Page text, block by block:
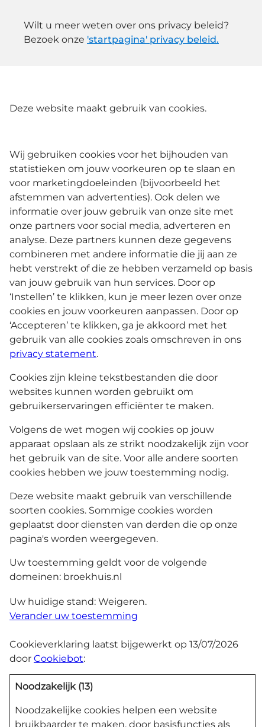
Wilt u meer weten over ons privacy beleid?
Bezoek onze 'startpagina' privacy beleid.
Deze website maakt gebruik van cookies.
Wij gebruiken cookies voor het bijhouden van
statistieken om jouw voorkeuren op te slaan en
voor marketingdoeleinden (bijvoorbeeld het
afstemmen van advertenties). Ook delen we
informatie over jouw gebruik van onze site met
onze partners voor social media, adverteren en
analyse. Deze partners kunnen deze gegevens
combineren met andere informatie die jij aan ze
hebt verstrekt of die ze hebben verzameld op basis
van jouw gebruik van hun services. Door op
‘Instellen’ te klikken, kun je meer lezen over onze
cookies en jouw voorkeuren aanpassen. Door op
‘Accepteren’ te klikken, ga je akkoord met het
gebruik van alle cookies zoals omschreven in ons
privacy statement.
Cookies zijn kleine tekstbestanden die door
websites kunnen worden gebruikt om
gebruikerservaringen efficiënter te maken.
Volgens de wet mogen wij cookies op jouw
apparaat opslaan als ze strikt noodzakelijk zijn voor
het gebruik van de site. Voor alle andere soorten
cookies hebben we jouw toestemming nodig.
Deze website maakt gebruik van verschillende
soorten cookies. Sommige cookies worden
geplaatst door diensten van derden die op onze
pagina's worden weergegeven.
Uw toestemming geldt voor de volgende
domeinen: broekhuis.nl
Uw huidige stand: Weigeren.
Verander uw toestemming
Cookieverklaring laatst bijgewerkt op 13/07/2026
door Cookiebot:
Noodzakelijk (13)
Noodzakelijke cookies helpen een website
bruikbaarder te maken, door basisfuncties als